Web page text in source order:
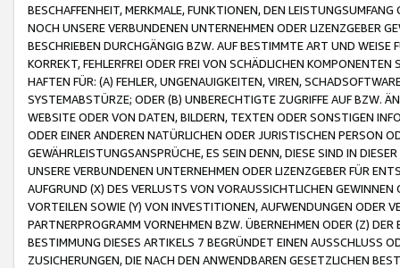
BESCHAFFENHEIT, MERKMALE, FUNKTIONEN, DEN
NOCH UNSERE VERBUNDENEN UNTERNEHMEN ODER LIZENZGEBER
BESCHRIEBEN DURCHGÄNGIG BZW. AUF BESTIMMTE ART UND
KORREKT, FEHLERFREI ODER FREI VON SCHÄDLICHEN
HAFTEN FÜR: (A) FEHLER, UNGENAUIGKEITEN, VIREN,
SYSTEMABSTÜRZE; ODER (B) UNBERECHTIGTE ZUGRIFFE AUF BZW.
WEBSITE ODER VON DATEN, BILDERN, TEXTEN ODER SONSTIGEN
ODER EINER ANDEREN NATÜRLICHEN ODER JURISTISCHEN PERSON
GEWÄHRLEISTUNGSANSPRÜCHE, ES SEIN DENN, DIESE SIND IN
UNSERE VERBUNDENEN UNTERNEHMEN ODER LIZENZGEBER FÜR
AUFGRUND (X) DES VERLUSTS VON VORAUSSICHTLICHEN
VORTEILEN SOWIE (Y) VON INVESTITIONEN, AUFWENDUNGEN ODER
PARTNERPROGRAMM VORNEHMEN BZW. ÜBERNEHMEN ODER (Z)
BESTIMMUNG DIESES ARTIKELS 7 BEGRÜNDET EINEN AUSSCHLUSS
ZUSICHERUNGEN, DIE NACH DEN ANWENDBAREN GESETZLICHEN